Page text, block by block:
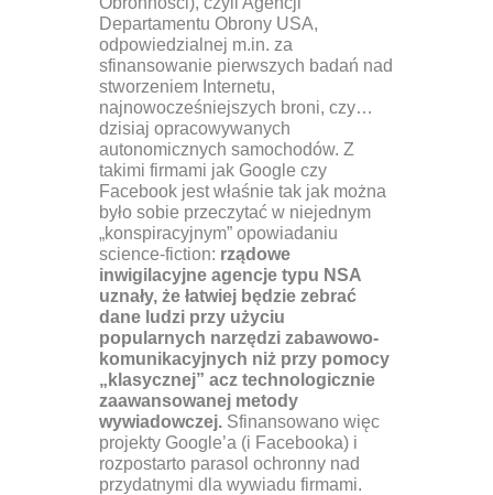
Departamentu Obrony USA,
odpowiedzialnej m.in. za
sfinansowanie pierwszych badań nad
stworzeniem Internetu,
najnowocześniejszych broni, czy…
dzisiaj opracowywanych
autonomicznych samochodów. Z
takimi firmami jak Google czy
Facebook jest właśnie tak jak można
było sobie przeczytać w niejednym
„konspiracyjnym” opowiadaniu
science-fiction: rządowe
inwigilacyjne agencje typu NSA
uznały, że łatwiej będzie zebrać
dane ludzi przy użyciu
popularnych narzędzi zabawowo-
komunikacyjnych niż przy pomocy
„klasycznej” acz technologicznie
zaawansowanej metody
wywiadowczej. Sfinansowano więc
projekty Google’a (i Facebooka) i
rozpostarto parasol ochronny nad
przydatnymi dla wywiadu firmami.